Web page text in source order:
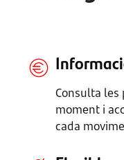
Consulta les
moment i
cada